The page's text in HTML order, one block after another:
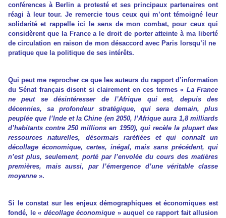
conférences à Berlin a protesté et ses principaux partenaires ont
réagi à leur tour. Je remercie tous ceux qui m’ont témoigné leur
solidarité et rappelle ici le sens de mon combat, pour ceux qui
considèrent que la France a le droit de porter atteinte à ma liberté
de circulation en raison de mon désaccord avec Paris lorsqu’il ne
pratique que la politique de ses intérêts.
Qui peut me reprocher ce que les auteurs du rapport d’information
du Sénat français disent si clairement en ces termes « La France
ne peut se désintéresser de l’Afrique qui est, depuis des
décennies, sa profondeur stratégique, qui sera demain, plus
peuplée que l’Inde et la Chine (en 2050, l’Afrique aura 1,8 milliards
d’habitants contre 250 millions en 1950), qui recèle la plupart des
ressources naturelles, désormais raréfiées et qui connaît un
décollage économique, certes, inégal, mais sans précédent, qui
n’est plus, seulement, porté par l’envolée du cours des matières
premières, mais aussi, par l’émergence d’une véritable classe
moyenne ».
Si le constat sur les enjeux démographiques et économiques est
fondé, le « décollage économique » auquel ce rapport fait allusion